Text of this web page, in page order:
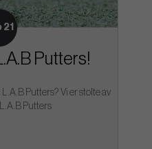
21
Putters!
Putters? Vi er stolte av
Putters